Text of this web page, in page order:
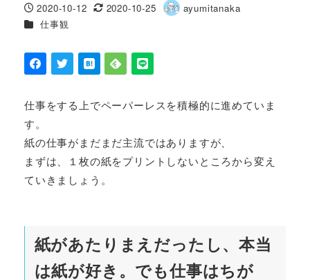
投稿日
2020-10-12
更新日
2020-10-25
著
ayumitanaka
カテゴリー
仕事観
仕事をする上でペーパーレスを積極的に進めていま
す。
紙の仕事がまだまだ主流ではありますが、
まずは、１枚の紙をプリントしないところから変え
ていきましょう。
紙があたりまえだったし、本当
は紙が好き。でも仕事はちが